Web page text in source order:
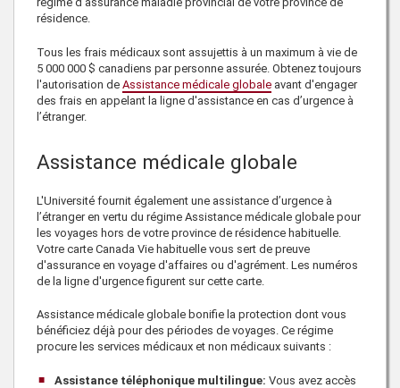
résidence.
Tous les frais médicaux sont assujettis à un maximum à vie de
5 000 000 $ canadiens par personne assurée. Obtenez toujours
l'autorisation de Assistance médicale globale avant d'engager
des frais en appelant la ligne d'assistance en cas d’urgence à
l’étranger.
Assistance médicale globale
L'Université fournit également une assistance d’urgence à
l’étranger en vertu du régime Assistance médicale globale pour
les voyages hors de votre province de résidence habituelle.
Votre carte Canada Vie habituelle vous sert de preuve
d'assurance en voyage d'affaires ou d'agrément. Les numéros
de la ligne d'urgence figurent sur cette carte.
Assistance médicale globale bonifie la protection dont vous
bénéficiez déjà pour des périodes de voyages. Ce régime
procure les services médicaux et non médicaux suivants :
Assistance téléphonique multilingue: Vous avez accès